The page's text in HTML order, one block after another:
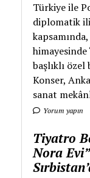
Türkiye ile
diplomatik
himayesinde
başlıklı
Konser,
sanat
Yorum yapın
Tiyatro
Nora